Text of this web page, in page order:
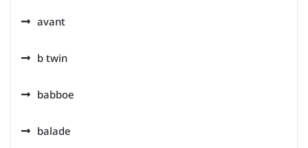
avant
b twin
babboe
balade